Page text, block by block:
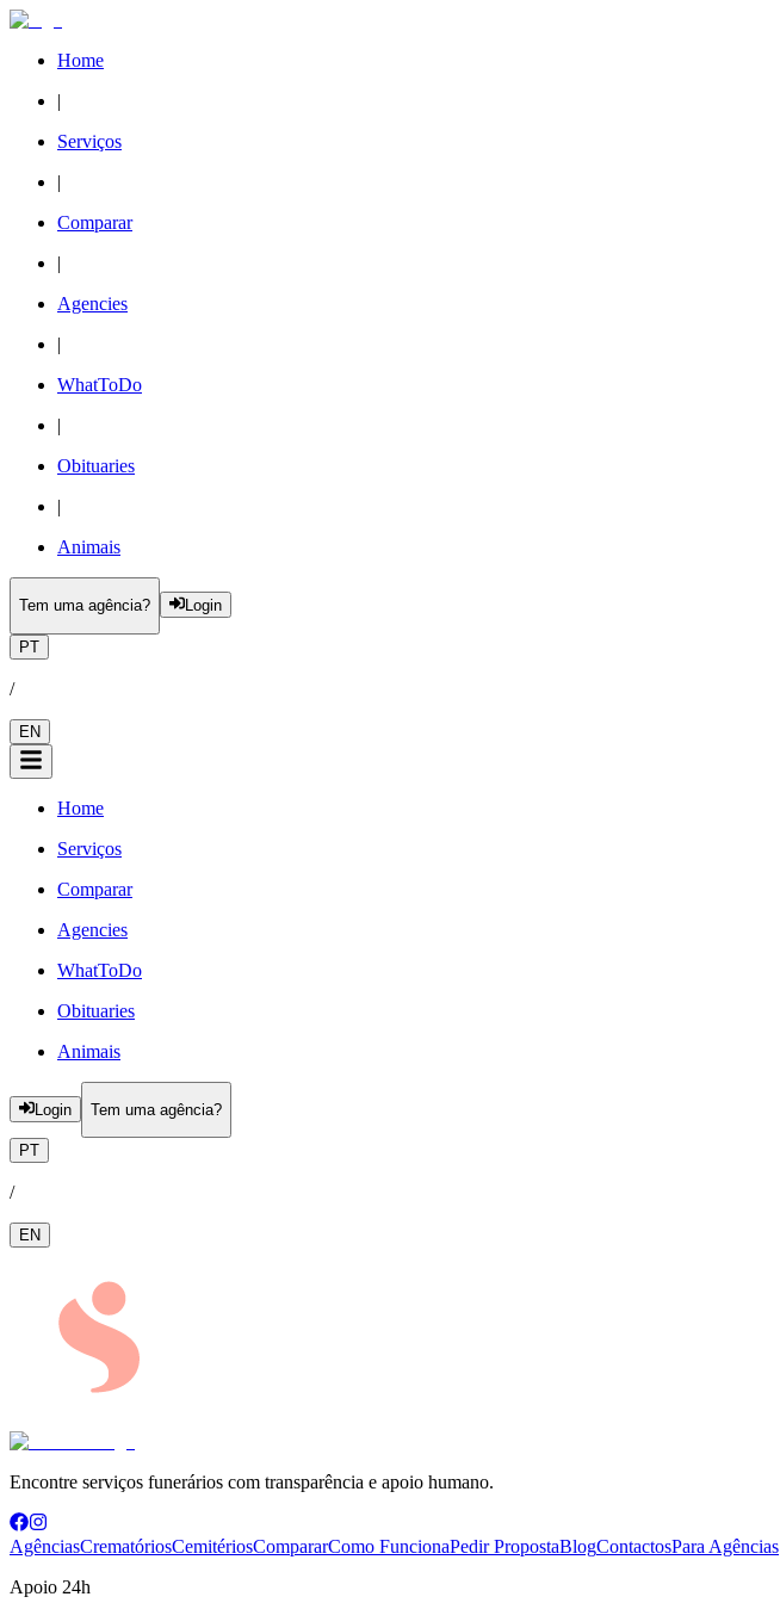
Home
|
Serviços
|
Comparar
|
Agencies
|
WhatToDo
|
Obituaries
|
Animais
Tem uma agência? Login
PT
/
EN
Home
Serviços
Comparar
Agencies
WhatToDo
Obituaries
Animais
Login Tem uma agência?
PT
/
EN
Encontre serviços funerários com transparência e apoio humano.
AgênciasCrematóriosCemitériosCompararComo FuncionaPedir PropostaBlogContactosPara Agências
Apoio 24h